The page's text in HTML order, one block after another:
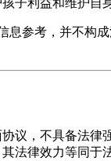
子利益和维护自
息参考，并不构
议，不具备法律
法律效力等同于